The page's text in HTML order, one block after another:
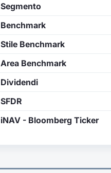
Segmento
Benchmark
Stile Benchmark
Area Benchmark
Dividendi
SFDR
iNAV - Bloomberg Ticker